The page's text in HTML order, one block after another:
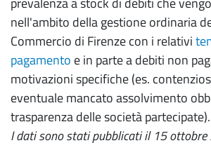
nell'ambito della gestione ordinaria
Commercio di Firenze con i relativi
pagamento e in parte a debiti non
motivazioni specifiche (es.
eventuale mancato assolvimento
trasparenza delle società partecipate).
I dati sono stati pubblicati il 15